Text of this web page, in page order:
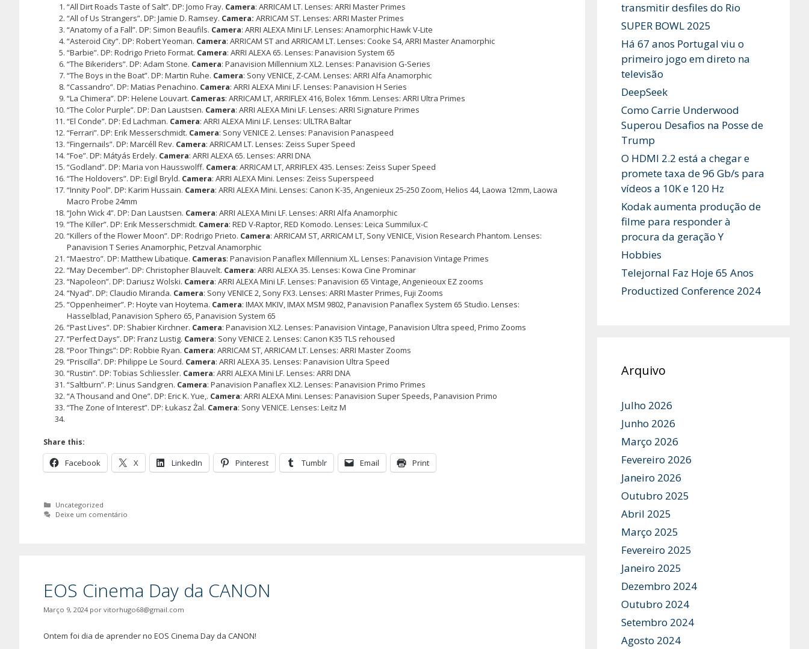
“All Dirt Roads Taste of Salt”. DP: Jomo Fray. Camera: ARRICAM LT. Lenses: ARRI Master Primes
“All of Us Strangers”. DP: Jamie D. Ramsey. Camera: ARRICAM ST. Lenses: ARRI Master Primes
“Anatomy of a Fall”. DP: Simon Beaufils. Camera: ARRI ALEXA Mini LF. Lenses: Anamorphic Hawk V-Lite
“Asteroid City”. DP: Robert Yeoman. Camera: ARRICAM ST and ARRICAM LT. Lenses: Cooke S4, ARRI Master Anamorphic
“Barbie”. DP: Rodrigo Prieto Format. Camera: ARRI ALEXA 65. Lenses: Panavision System 65
“The Bikeriders”. DP: Adam Stone. Camera: Panavision Millennium XL2. Lenses: Panavision G-Series
“The Boys in the Boat”. DP: Martin Ruhe. Camera: Sony VENICE, Z-CAM. Lenses: ARRI Alfa Anamorphic
“Cassandro”. DP: Matias Penachino. Camera: ARRI ALEXA Mini LF. Lenses: Panavision H Series
“La Chimera”. DP: Helene Louvart. Cameras: ARRICAM LT, ARRIFLEX 416, Bolex 16mm. Lenses: ARRI Ultra Primes
“The Color Purple”. DP: Dan Laustsen. Camera: ARRI ALEXA Mini LF. Lenses: ARRI Signature Primes
“El Conde”. DP: Ed Lachman. Camera: ARRI ALEXA Mini LF. Lenses: UlLTRA Baltar
“Ferrari”. DP: Erik Messerschmidt. Camera: Sony VENICE 2. Lenses: Panavision Panaspeed
“Fingernails”. DP: Marcéll Rev. Camera: ARRICAM LT. Lenses: Zeiss Super Speed
“Foe”. DP: Mátyás Erdely. Camera: ARRI ALEXA 65. Lenses: ARRI DNA
“Godland”. DP: Maria von Hausswolff. Camera: ARRICAM LT, ARRIFLEX 435. Lenses: Zeiss Super Speed
“The Holdovers”. DP: Eigil Bryld. Camera: ARRI ALEXA Mini. Lenses: Zeiss Superspeed
“Innity Pool”. DP: Karim Hussain. Camera: ARRI ALEXA Mini. Lenses: Canon K-35, Angenieux 25-250 Zoom, Helios 44, Laowa 12mm, Laowa
Macro Probe 24mm
“John Wick 4”. DP: Dan Laustsen. Camera: ARRI ALEXA Mini LF. Lenses: ARRI Alfa Anamorphic
“The Killer”. DP: Erik Messerschmidt. Camera: RED V-Raptor, RED Komodo. Lenses: Leica Summilux-C
“Killers of the Flower Moon”. DP: Rodrigo Prieto. Camera: ARRICAM ST, ARRICAM LT, Sony VENICE, Vision Research Phantom. Lenses:
Panavision T Series Anamorphic, Petzval Anamorphic
“Maestro”. DP: Matthew Libatique. Cameras: Panavision Panaflex Millennium XL. Lenses: Panavision Vintage Primes
“May December”. DP: Christopher Blauvelt. Camera: ARRI ALEXA 35. Lenses: Kowa Cine Prominar
“Napoleon”. DP: Dariusz Wolski. Camera: ARRI ALEXA Mini LF. Lenses: Panavision 65 Vintage, Angenieoux EZ zooms
“Nyad”. DP: Claudio Miranda. Camera: Sony VENICE 2, Sony FX3. Lenses: ARRI Master Primes, Fuji Zooms
“Oppenheimer”. P: Hoyte van Hoytema. Camera: IMAX MKIV, IMAX MSM 9802, Panavision Panaflex System 65 Studio. Lenses:
Hasselblad, Panavision Sphero 65, Panavision System 65
“Past Lives”. DP: Shabier Kirchner. Camera: Panavision XL2. Lenses: Panavision Vintage, Panavision Ultra speed, Primo Zooms
“Perfect Days”. DP: Franz Lustig. Camera: Sony VENICE 2. Lenses: Canon K35 TLS rehoused
“Poor Things”: DP: Robbie Ryan. Camera: ARRICAM ST, ARRICAM LT. Lenses: ARRI Master Zooms
“Priscilla”. DP: Philippe Le Sourd. Camera: ARRI ALEXA 35. Lenses: Panavision Ultra Speed
“Rustin”. DP: Tobias Schliessler. Camera: ARRI ALEXA Mini LF. Lenses: ARRI DNA
“Saltburn”. P: Linus Sandgren. Camera: Panavision Panaflex XL2. Lenses: Panavision Primo Primes
“A Thousand and One”. DP: Eric K. Yue,. Camera: ARRI ALEXA Mini. Lenses: Panavision Super Speeds, Panavision Primo
“The Zone of Interest”. DP: Łukasz Żal. Camera: Sony VENICE. Lenses: Leitz M
Share this:
Facebook X LinkedIn Pinterest Tumblr Email Print
Categorias
Uncategorized
Deixe um comentário
EOS Cinema Day da CANON
Março 9, 2024 por vitorhugo68@gmail.com
Ontem foi dia de aprender no EOS Cinema Day da CANON!
transmitir desfiles do Rio
SUPER BOWL 2025
Há 67 anos Portugal viu o
primeiro jogo em direto na
televisão
DeepSeek
Como Carrie Underwood
Superou Desafios na Posse de
Trump
O HDMI 2.2 está a chegar e
promete taxa de 96 Gb/s para
vídeos a 10K e 120 Hz
Kodak aumenta produção de
filme para responder à
procura da geração Y
Hobbies
Telejornal Faz Hoje 65 Anos
Productized Conference 2024
Arquivo
Julho 2026
Junho 2026
Março 2026
Fevereiro 2026
Janeiro 2026
Outubro 2025
Abril 2025
Março 2025
Fevereiro 2025
Janeiro 2025
Dezembro 2024
Outubro 2024
Setembro 2024
Agosto 2024